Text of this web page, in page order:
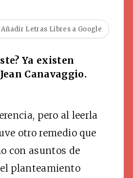
Añadir Letras Libres a Google
Ya existen
Canavaggio.
pero al leerla
otro remedio que
con asuntos de
planteamiento
desde los márgenes
MÉXICO